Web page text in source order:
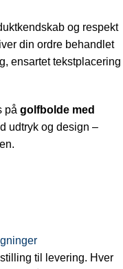
og respekt
din ordre behandlet
ensartet tekstplacering
på golfbolde med
udtryk og design –
til levering. Hver